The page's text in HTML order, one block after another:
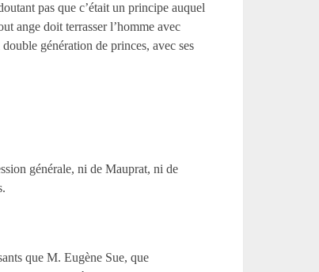
pas que c’était un principe auquel
ange doit terrasser l’homme avec
génération de princes, avec ses
générale, ni de Mauprat, ni de
que M. Eugène Sue, que